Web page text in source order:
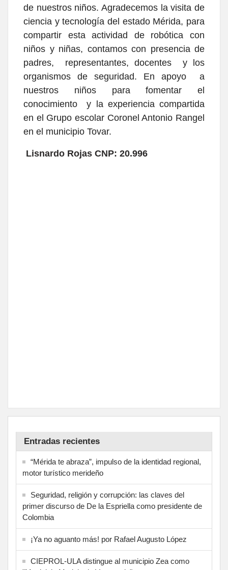
de nuestros niños. Agradecemos la visita de
ciencia y tecnología del estado Mérida, para
compartir esta actividad de robótica con
niños y niñas, contamos con presencia de
padres, representantes, docentes y los
organismos de seguridad. En apoyo a
nuestros niños para fomentar el
conocimiento y la experiencia compartida
en el Grupo escolar Coronel Antonio Rangel
en el municipio Tovar.
Lisnardo Rojas CNP: 20.996
Entradas recientes
“Mérida te abraza”, impulso de la identidad regional,
motor turístico merideño
Seguridad, religión y corrupción: las claves del
primer discurso de De la Espriella como presidente de
Colombia
¡Ya no aguanto más! por Rafael Augusto López
CIEPROL-ULA distingue al municipio Zea como